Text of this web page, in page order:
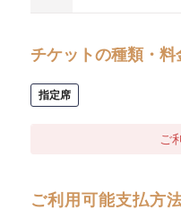
チケットの種類・料
指定席
ご
ご利用可能支払方